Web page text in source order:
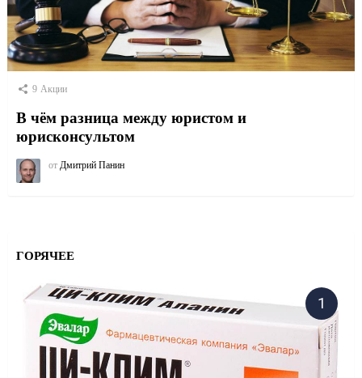
9 Акции
В чём разница между юристом и
юрисконсультом
от Дмитрий Панин
ГОРЯЧЕЕ